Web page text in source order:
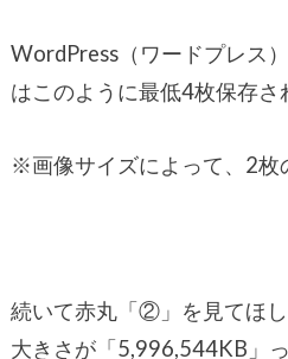
WordPress（ワードプレス
はこのように最低4枚保存さ
※画像サイズによって、2枚
続いて赤丸「②」を見てほ
大きさが「5,996,544KB」